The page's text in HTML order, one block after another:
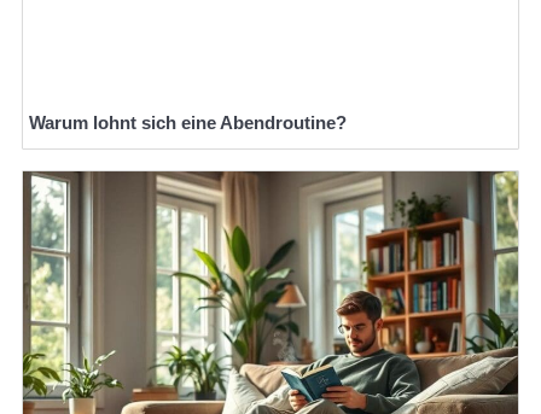
Warum lohnt sich eine Abendroutine?